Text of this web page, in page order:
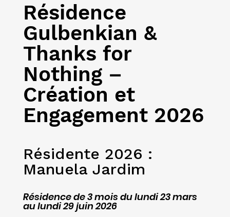
Résidence
Gulbenkian &
Thanks for
Nothing –
Création et
Engagement 2026
Résidente 2026 :
Manuela Jardim
Résidence de 3 mois du lundi 23 mars
au lundi 29 juin 2026